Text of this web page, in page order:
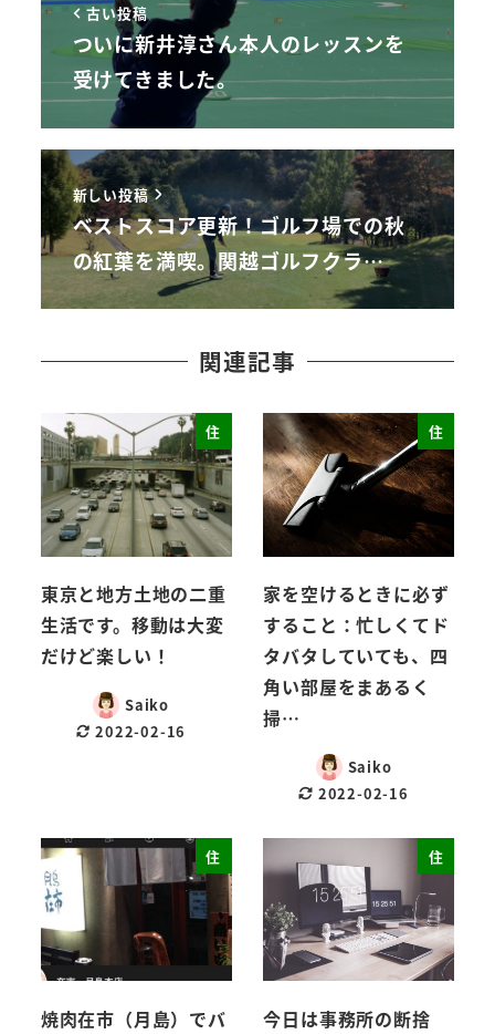
古い投稿
ついに新井淳さん本人のレッスンを
受けてきました。
新しい投稿
ベストスコア更新！ゴルフ場での秋
の紅葉を満喫。関越ゴルフクラ…
関連記事
住
東京と地方土地の二重
生活です。移動は大変
だけど楽しい！
Saiko
2022-02-16
住
家を空けるときに必ず
すること：忙しくてド
タバタしていても、四
角い部屋をまあるく
掃…
Saiko
2022-02-16
住
焼肉在市（月島）でバ
住
今日は事務所の断捨